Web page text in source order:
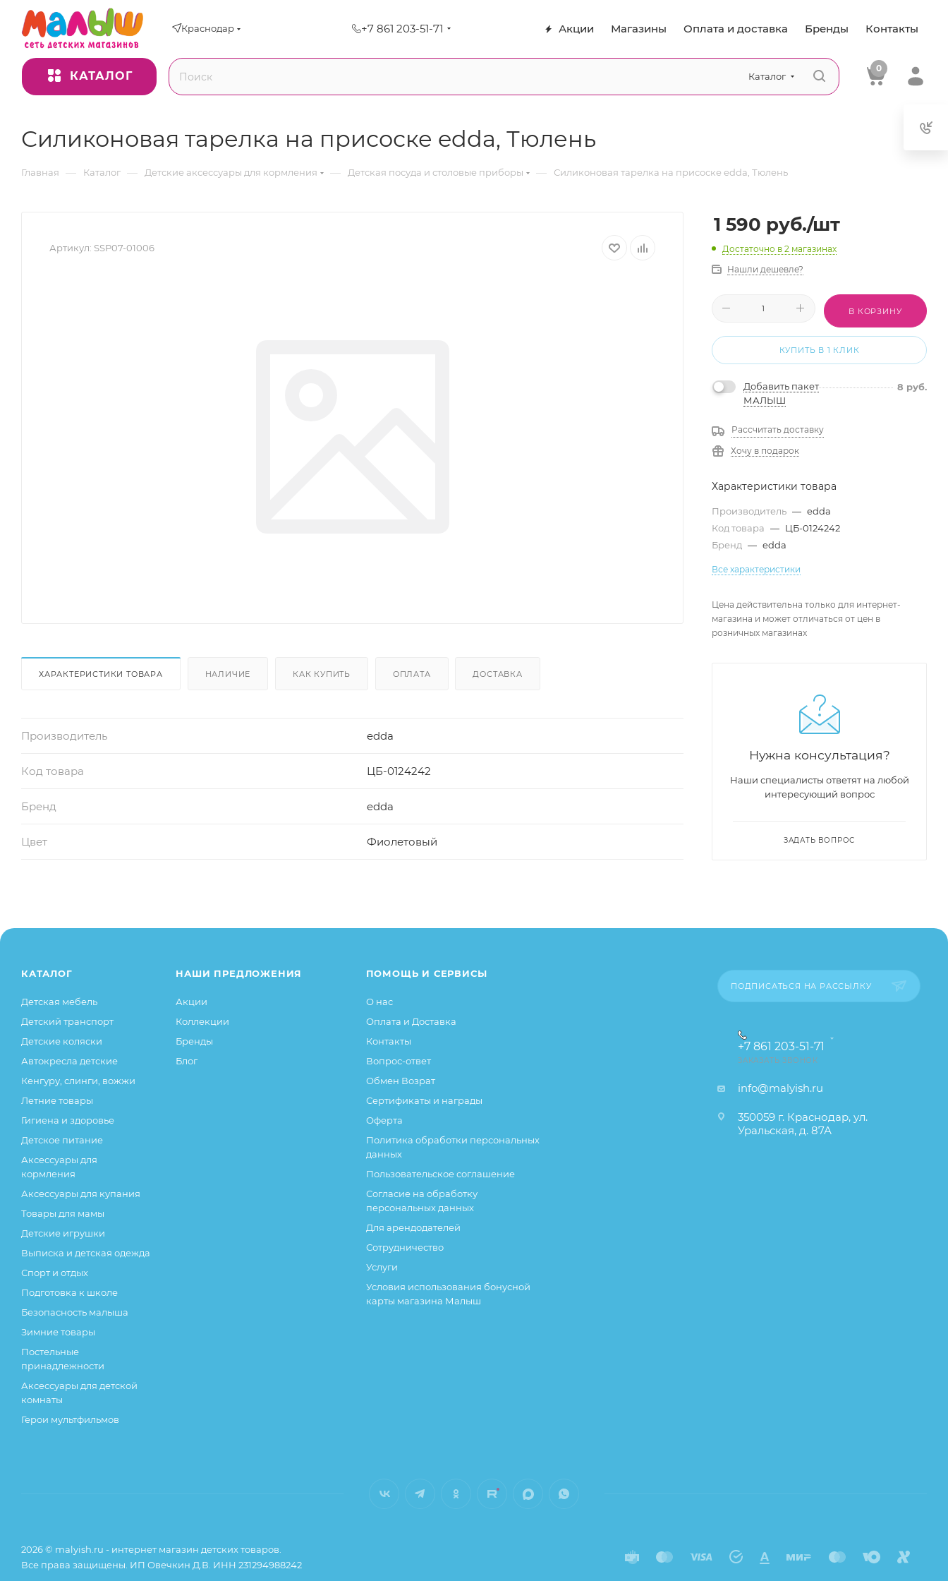
Краснодар +7 861 203-51-71 Акции Магазины Оплата и доставка Бренды Контакты
КАТАЛОГ Каталог
0
Силиконовая тарелка на присоске edda, Тюлень
Главная — Каталог — Детские аксессуары для кормления — Детская посуда и столовые приборы — Силиконовая тарелка на присоске edda, Тюлень
Артикул: SSP07-01006
ХАРАКТЕРИСТИКИ ТОВАРА НАЛИЧИЕ КАК КУПИТЬ ОПЛАТА ДОСТАВКА
Производитель edda
Код товара ЦБ-0124242
Бренд edda
Цвет Фиолетовый
1 590 руб./шт
Достаточно в 2 магазинах
Нашли дешевле?
В КОРЗИНУ
КУПИТЬ В 1 КЛИК
Добавить пакет
МАЛЫШ
8 руб.
Рассчитать доставку
Хочу в подарок
Характеристики товара
Производитель — edda
Код товара — ЦБ-0124242
Бренд — edda
Все характеристики
Цена действительна только для интернет-
магазина и может отличаться от цен в
розничных магазинах
Нужна консультация?
Наши специалисты ответят на любой
интересующий вопрос
ЗАДАТЬ ВОПРОС
КАТАЛОГ
Детская мебель
Детский транспорт
Детские коляски
Автокресла детские
Кенгуру, слинги, вожжи
Летние товары
Гигиена и здоровье
Детское питание
Аксессуары для
кормления
Аксессуары для купания
Товары для мамы
Детские игрушки
Выписка и детская одежда
Спорт и отдых
Подготовка к школе
Безопасность малыша
Зимние товары
Постельные
принадлежности
Аксессуары для детской
комнаты
Герои мультфильмов
НАШИ ПРЕДЛОЖЕНИЯ
Акции
Коллекции
Бренды
Блог
ПОМОЩЬ И СЕРВИСЫ
О нас
Оплата и Доставка
Контакты
Вопрос-ответ
Обмен Возрат
Сертификаты и награды
Оферта
Политика обработки персональных
данных
Пользовательское соглашение
Согласие на обработку
персональных данных
Для арендодателей
Сотрудничество
Услуги
Условия использования бонусной
карты магазина Малыш
ПОДПИСАТЬСЯ НА РАССЫЛКУ
+7 861 203-51-71
ЗАКАЗАТЬ ЗВОНОК
info@malyish.ru
350059 г. Краснодар, ул.
Уральская, д. 87А
2026 © malyish.ru - интернет магазин детских товаров.
Все права защищены. ИП Овечкин Д.В. ИНН 231294988242